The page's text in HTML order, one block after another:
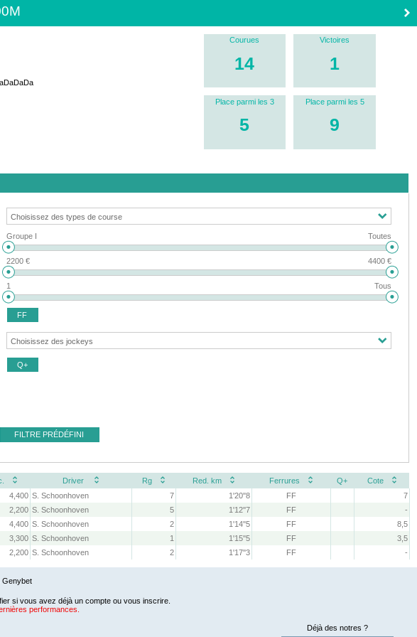
Courues
14
Victoires
1
Place parmi les 3
5
Place parmi les 5
9
Groupe I Toutes
2200 € 4400 €
1 Tous
FF
Q+
FILTRE PRÉDÉFINI
Driver Rg Red. km Ferrures Q+
Cote
4,400 S. Schoonhoven 7 1'20''8 FF
7
2,200 S. Schoonhoven 5 1'12''7 FF
-
4,400 S. Schoonhoven 2 1'14''5 FF
8,5
3,300 S. Schoonhoven 1 1'15''5 FF
3,5
2,200 S. Schoonhoven 2 1'17''3 FF -
Genybet
si vous avez déjà un compte ou vous inscrire.
performances.
Déjà des notres ?